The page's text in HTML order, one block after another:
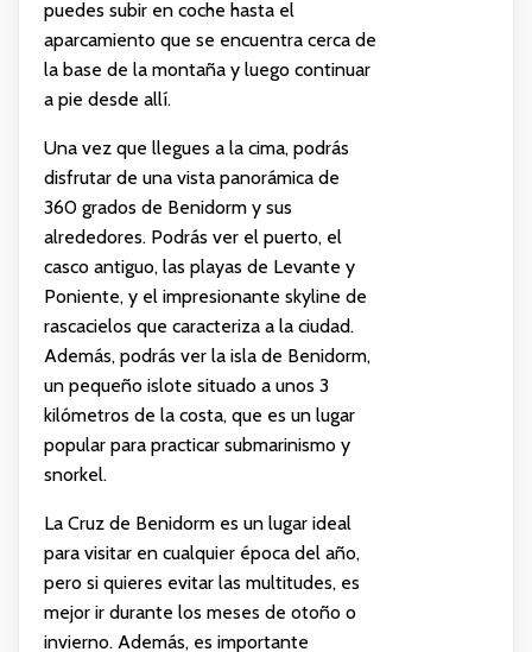
puedes subir en coche hasta el
aparcamiento que se encuentra cerca de
la base de la montaña y luego continuar
a pie desde allí.
Una vez que llegues a la cima, podrás
disfrutar de una vista panorámica de
360 grados de Benidorm y sus
alrededores. Podrás ver el puerto, el
casco antiguo, las playas de Levante y
Poniente, y el impresionante skyline de
rascacielos que caracteriza a la ciudad.
Además, podrás ver la isla de Benidorm,
un pequeño islote situado a unos 3
kilómetros de la costa, que es un lugar
popular para practicar submarinismo y
snorkel.
La Cruz de Benidorm es un lugar ideal
para visitar en cualquier época del año,
pero si quieres evitar las multitudes, es
mejor ir durante los meses de otoño o
invierno. Además, es importante